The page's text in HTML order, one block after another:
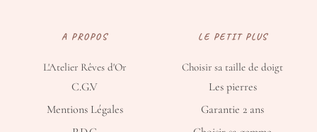
A PROPOS
L'Atelier Rêves d'Or
C.G.V
Mentions Légales
LE PETIT PLUS
Choisir sa taille de doigt
Les pierres
Garantie 2 ans